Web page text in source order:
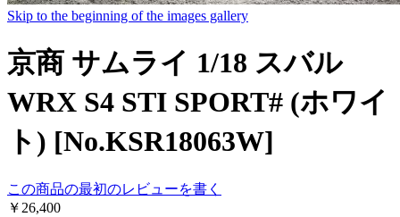
Skip to the beginning of the images gallery
京商 サムライ 1/18 スバル
WRX S4 STI SPORT# (ホワイ
ト) [No.KSR18063W]
この商品の最初のレビューを書く
￥26,400